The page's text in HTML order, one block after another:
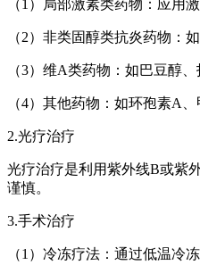
（1）局部激素类药物：应用
（2）非类固醇类抗炎药物：
（3）维A类药物：如巴豆醇
（4）其他药物：如环孢素A
2.光疗治疗
光疗治疗是利用紫外线B或紫
谨慎。
3.手术治疗
（1）冷冻疗法：通过低温冷